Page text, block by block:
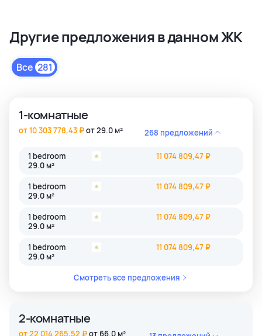
коммерческих объектах и жилой недвижимости
высокого качества в сегментах недвижимости
премиального и среднего класса. Среди районов
застройки как престижные комьюнити Бангкока, так и
Другие предложения в данном ЖК
Все 281
1-комнатные
от 29.0 м²
от 10 303 778,43 ₽ 268 предложений
1 bedroom
29.0 м²
11 074 809,47 ₽
1 bedroom
29.0 м²
11 074 809,47 ₽
1 bedroom
29.0 м²
11 074 809,47 ₽
1 bedroom
29.0 м²
11 074 809,47 ₽
Смотреть все предложения
2-комнатные
от 66.0 м²
от 22 014 265,52 ₽